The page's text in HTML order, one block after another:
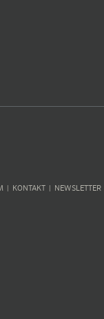
KONTAKT NEWSLETTER